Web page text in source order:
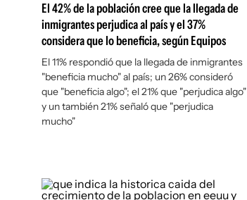
Economía y Empresas
Agro
Brand Studio
Mundo
Cultura y Espectáculos
El 42% de la población cree que la llegada de
inmigrantes perjudica al país y el 37%
considera que lo beneficia, según Equipos
El 11% respondió que la llegada de inmigrantes
"beneficia mucho" al país; un 26% consideró
que "beneficia algo"; el 21% que "perjudica algo"
y un también 21% señaló que "perjudica
mucho"